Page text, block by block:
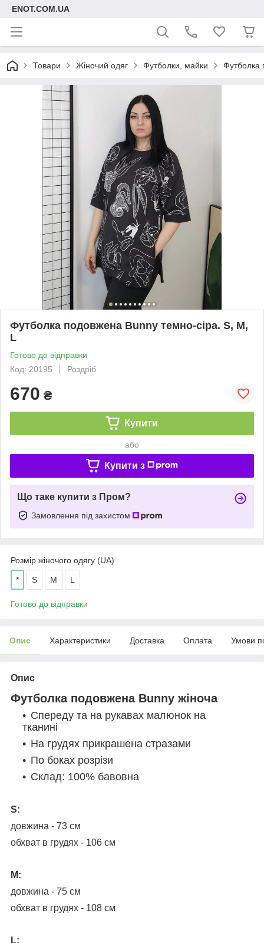
ENOT.COM.UA
Товари Жіночий одяг Футболки, майки Футболка
Футболка подовжена Bunny темно-сіра. S, M,
L
Готово до відправки
Код: 20195
Роздріб
670 ₴
Купити
або
Купити з
Що таке купити з Пром?
Замовлення під захистом
Розмір жіночого одягу (UA)
* S M L
Готово до відправки
Опис Характеристики Доставка Оплата Умови
Опис
Футболка подовжена Bunny жіноча
Спереду та на рукавах малюнок на
тканині
На грудях прикрашена стразами
По боках розрізи
Склад: 100% бавовна
S:
довжина - 73 см
обхват в грудях - 106 см
M:
довжина - 75 см
обхват в грудях - 108 см
L: